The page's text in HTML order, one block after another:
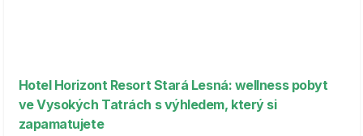
Hotel Horizont Resort Stará Lesná: wellness pobyt
ve Vysokých Tatrách s výhledem, který si
zapamatujete